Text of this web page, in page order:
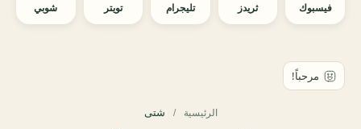
فيسبوك ثريدز تليجرام تويتر شوبي
الرئيسية شتى